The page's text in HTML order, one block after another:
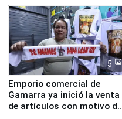
educación, salud y empleo
5
Emporio comercial de
Gamarra ya inició la venta
de artículos con motivo de